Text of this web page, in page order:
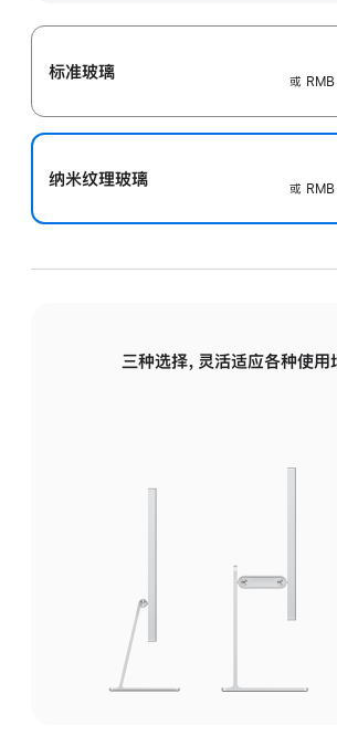
标准玻璃
或
纳米纹理玻璃
或
三种选择，灵活适应各种使用